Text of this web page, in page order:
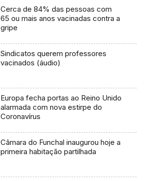
Cerca de 84% das pessoas com
65 ou mais anos vacinadas contra a
gripe
Sindicatos querem professores
vacinados (áudio)
Europa fecha portas ao Reino Unido
alarmada com nova estirpe do
Coronavírus
Câmara do Funchal inaugurou hoje a
primeira habitação partilhada